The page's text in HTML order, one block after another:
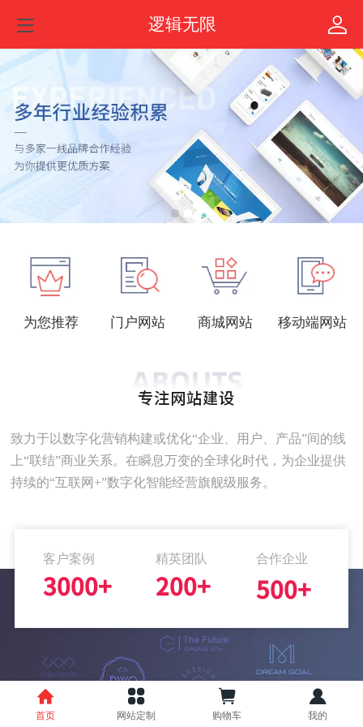
逻辑无限
为您推荐 门户网站 商城网站 移动端网站
专注网站建设
致力于以数字化营销构建或优化“企业、用户、产品”间的线
上“联结”商业关系。在瞬息万变的全球化时代，为企业提供
持续的“互联网+”数字化智能经营旗舰级服务。
客户案例
3000+
精英团队
200+ 500+
合作企业
首页 网站定制 购物车 我的